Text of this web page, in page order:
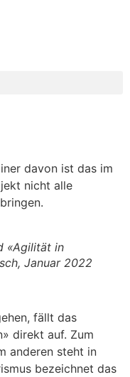
davon ist das im
nicht alle
«Agilität in
Januar 2022
fällt das
direkt auf. Zum
anderen steht in
bezeichnet das